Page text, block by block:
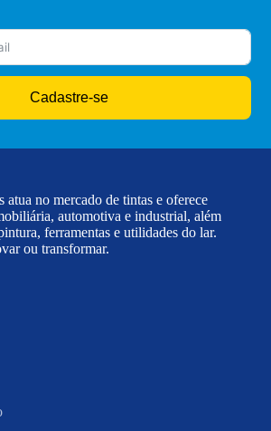
Cadastre-se
atua no mercado de tintas e oferece
automotiva e industrial, além
ferramentas e utilidades do lar.
ou transformar.